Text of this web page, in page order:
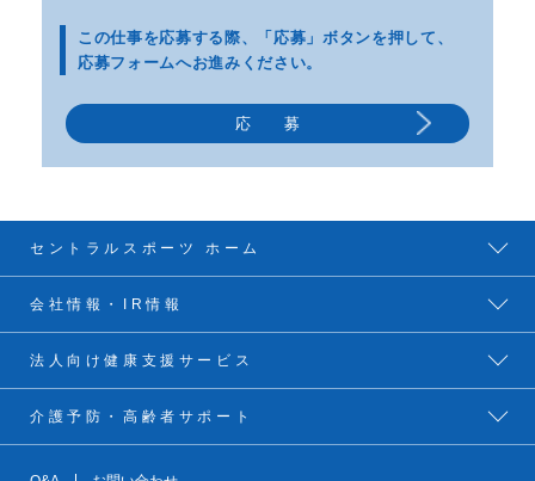
この仕事を応募する際、
「応募」ボタンを押して、
応募フォームへお進みください。
応 募
セントラルスポーツ ホーム
会社情報・IR情報
法人向け健康支援サービス
介護予防・高齢者サポート